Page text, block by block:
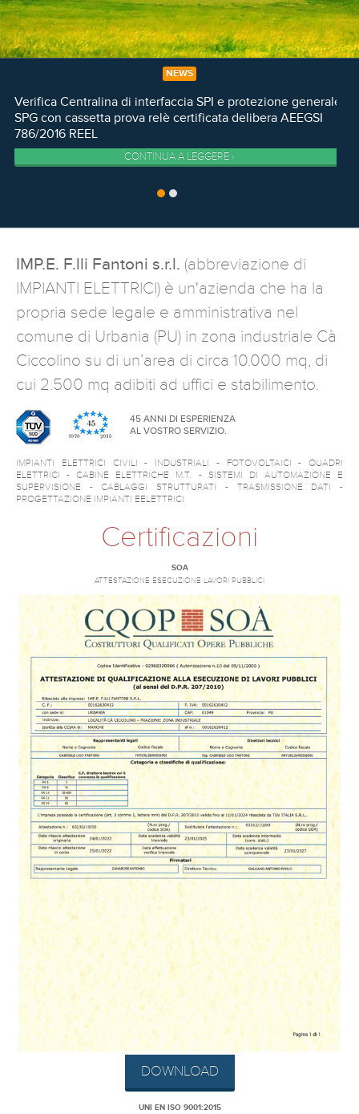
NEWS
Verifica Centralina di interfaccia SPI e protezione generale
SPG con cassetta prova relè certificata delibera AEEGSI
786/2016 REEL
CONTINUA A LEGGERE ›
IMP.E. F.lli Fantoni s.r.l. (abbreviazione di
IMPIANTI ELETTRICI) è un'azienda che ha la
propria sede legale e amministrativa nel
comune di Urbania (PU) in zona industriale Cà
Ciccolino su di un’area di circa 10.000 mq, di
cui 2.500 mq adibiti ad uffici e stabilimento.
45 ANNI DI ESPERIENZA
AL VOSTRO SERVIZIO.
IMPIANTI ELETTRICI CIVILI - INDUSTRIALI - FOTOVOLTAICI - QUADRI
ELETTRICI - CABINE ELETTRICHE M.T. - SISTEMI DI AUTOMAZIONE E
SUPERVISIONE - CABLAGGI STRUTTURATI - TRASMISSIONE DATI -
PROGETTAZIONE IMPIANTI EELETTRICI
Certificazioni
SOA
ATTESTAZIONE ESECUZIONE LAVORI PUBBLICI
DOWNLOAD
UNI EN ISO 9001:2015